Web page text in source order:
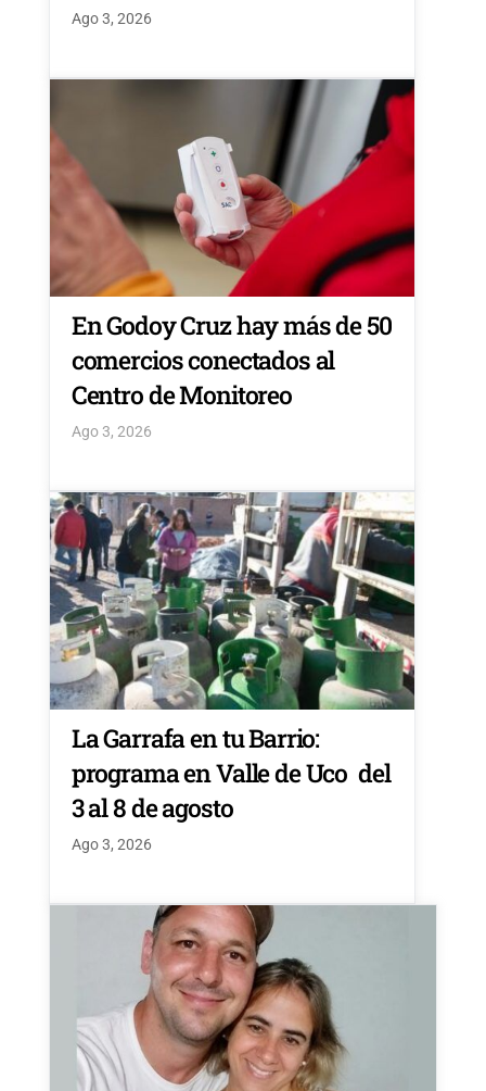
Ago 3, 2026
En Godoy Cruz hay más de 50
comercios conectados al
Centro de Monitoreo
Ago 3, 2026
La Garrafa en tu Barrio:
programa en Valle de Uco del
3 al 8 de agosto
Ago 3, 2026